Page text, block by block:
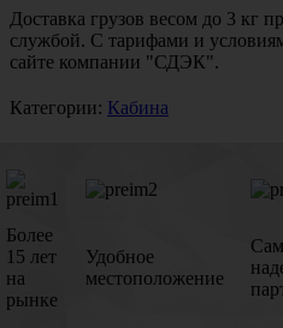
Доставка грузов весом до 3 кг
службой. С тарифами и
сайте компании "СДЭК".
Категории: Кабина
Более
15 лет
на
рынке
Удобное
местоположение